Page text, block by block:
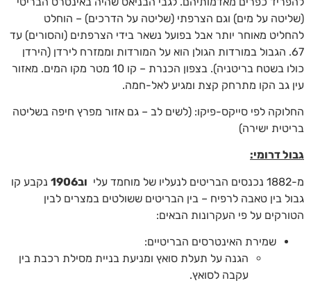
(שליטה על מים) וגם הצרפתי (שליטה על הדרכים) – הוחלט
להחליט מאוחר יותר אבל בפועל נשאר בידי הצרפתים (והסורים) עד
67. הגבול במורדות הגולן הוא על המורדות וממזרח לירדן (הירדן
כולו בשטח בריטניה). בצפון הכנרת – קו 10 מטר מקו המים. מאזור
עין גב הקו מתרחק קצת ומגיע לאל-חמה.
החלוקה לפי סייקס-פיקו: (לשים לב – גם אזור מפרץ חיפה בשליטה
בריטית ישירה)
גבול דרומי:
מ-1882 נכנסים הבריטים לנעליו של מוחמד עלי וב1906
נקבע קו
גבול בין טאבה לרפיח – בין הבריטים ששולטים במצרים לבין
הטורקים על פי העקרונות הבאים:
שמירת האינטרסים הבריטיים:
הגנה על תעלת סואץ ומניעת בניית מסילת רכבת בין
עקבה לסואץ.